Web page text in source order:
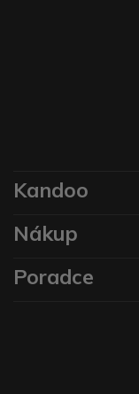
Kandoo
Nákup
Poradce